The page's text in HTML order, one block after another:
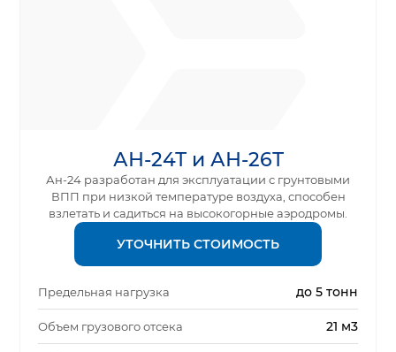
АН-24Т и АН-26Т
Ан-24 разработан для эксплуатации с грунтовыми
ВПП при низкой температуре воздуха, способен
взлетать и садиться на высокогорные аэродромы.
УТОЧНИТЬ СТОИМОСТЬ
Предельная нагрузка до 5 тонн
Объем грузового отсека 21 м3